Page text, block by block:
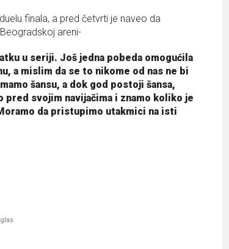
finala, a pred četvrti je naveo da
areni-
u seriji. Još jedna pobeda omogućila
a mislim da se to nikome od nas ne bi
šansu, a dok god postoji šansa,
svojim navijačima i znamo koliko je
da pristupimo utakmici na isti